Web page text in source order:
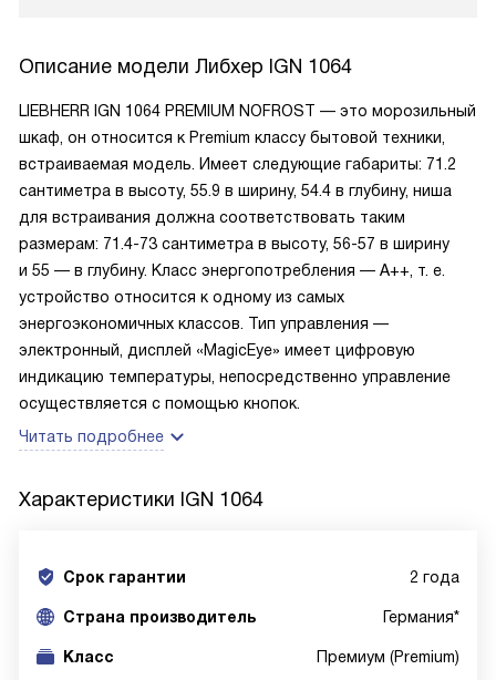
Описание модели Либхер IGN 1064
LIEBHERR IGN 1064 PREMIUM NOFROST — это морозильный
шкаф, он относится к Premium классу бытовой техники,
встраиваемая модель. Имеет следующие габариты: 71.2
сантиметра в высоту, 55.9 в ширину, 54.4 в глубину, ниша
для встраивания должна соответствовать таким
размерам: 71.4-73 сантиметра в высоту, 56-57 в ширину
и 55 — в глубину. Класс энергопотребления — А++, т. е.
устройство относится к одному из самых
энергоэкономичных классов. Тип управления —
электронный, дисплей «MagicEye» имеет цифровую
индикацию температуры, непосредственно управление
осуществляется с помощью кнопок.
Читать подробнее
Характеристики IGN 1064
Срок гарантии 2 года
Cтрана производитель Германия*
Класс Премиум (Premium)